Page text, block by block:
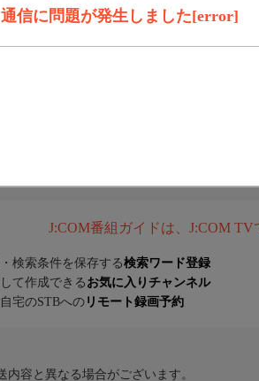
通信に問題が発生しました[error]
J:COM番組ガイドは、J:COM
検索条件を保存する検索ワード登録
て作成できる お気に入りチャンネル
宅のSTBへのリモート録画予約
容と異なる場合がございます。